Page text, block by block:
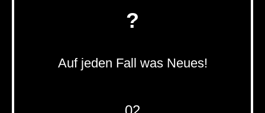
?
Auf jeden Fall was Neues!